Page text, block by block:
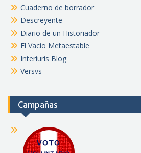
Cuaderno de borrador
Descreyente
Diario de un Historiador
El Vacío Metaestable
Interiuris Blog
Versvs
Campañas